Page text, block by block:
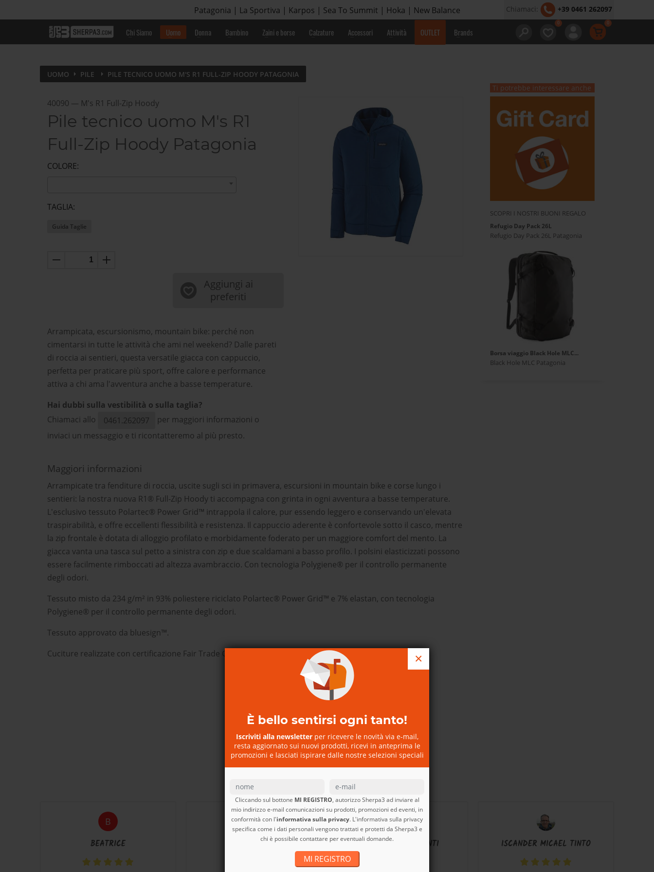
È bello sentirsi ogni tanto!
Iscriviti alla newsletterper ricevere le novità via e-mail,
resta aggiornato sui nuovi prodotti, ricevi in anteprima le
promozioni e lasciati ispirare dalle nostre selezioni speciali
Cliccando sul bottone MI REGISTRO , autorizzo Sherpa3 ad inviare al
mio indirizzo e-mail comunicazioni su prodotti, promozioni ed eventi, in
conformità con l'informativa sulla privacy. L'informativa sulla privacy
specifica come i dati personali vengono trattati e protetti da Sherpa3 e
chi è possibile contattare per eventuali domande.
MI REGISTRO
×
Patagonia | La Sportiva | Karpos | Sea To Summit | Hoka | New Balance Chiamaci: +39 0461 262097
Chi Siamo Uomo Donna Bambino Zaini e borse Calzature Accessori Attività OUTLET Brands
UOMO PILE PILE TECNICO UOMO M'S R1 FULL-ZIP HOODY PATAGONIA
40090 — M's R1 Full-Zip Hoody
Pile tecnico uomo M's R1
Full-Zip Hoody Patagonia
COLORE:
TAGLIA:
Guida Taglie
Aggiungi ai
preferiti
Arrampicata, escursionismo, mountain bike: perché non
cimentarsi in tutte le attività che ami nel weekend? Dalle pareti
di roccia ai sentieri, questa versatile giacca con cappuccio,
perfetta per praticare più sport, offre calore e performance
attiva a chi ama l'avventura anche a basse temperature.
Hai dubbi sulla vestibilità o sulla taglia?
Chiamaci allo
0461.262097
per maggiori informazioni o
inviaci un messaggio e ti ricontatteremo al più presto.
Maggiori informazioni
Arrampicate tra fenditure di roccia, uscite sugli sci in primavera, escursioni in mountain bike e corse lungo i
sentieri: la nostra nuova R1® Full-Zip Hoody ti accompagna con grinta in ogni avventura a basse temperature.
L'esclusivo tessuto Polartec® Power Grid™ intrappola il calore, pur essendo leggero e conservando un'elevata
traspirabilità, e offre eccellenti flessibilità e resistenza. Il cappuccio aderente è confortevole sotto il casco, mentre
la zip frontale è dotata di alloggio profilato e morbidamente foderato per un maggiore comfort del mento. La
giacca vanta una tasca sul petto a sinistra con zip e due scaldamani a basso profilo. I polsini elasticizzati possono
essere facilmente rimboccati ad altezza avambraccio. Con tecnologia Polygiene® per il controllo permanente
degli odori.
Tessuto misto da 234 g/m² in 93% poliestere riciclato Polartec® Power Grid™ e 7% elastan, con tecnologia
Polygiene® per il controllo permanente degli odori.
Tessuto approvato da bluesign™.
Cuciture realizzate con certificazione Fair Trade Certified™
Ti potrebbe interessare anche
SCOPRI I NOSTRI BUONI REGALO
Refugio Day Pack 26L
Refugio Day Pack 26L Patagonia
Borsa viaggio Black Hole MLC...
Black Hole MLC Patagonia
DA CHI CI VUOLE BENE
B
BEATRICE
A
ANNALISA PIERPAOLO CLEMENTI ISCANDER MICAEL TINTO